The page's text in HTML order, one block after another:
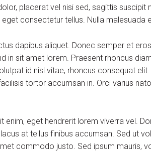
placerat vel nisi sed, sagittis suscipit
eget consectetur tellus. Nulla malesuada
dapibus aliquet. Donec semper et
in sit amet lorem. Praesent rhoncus
id nisl vitae, rhoncus consequat
tortor accumsan in. Orci varius
enim, eget hendrerit lorem viverra vel.
at tellus finibus accumsan. Sed ut
commodo justo. Sed ipsum mauris,